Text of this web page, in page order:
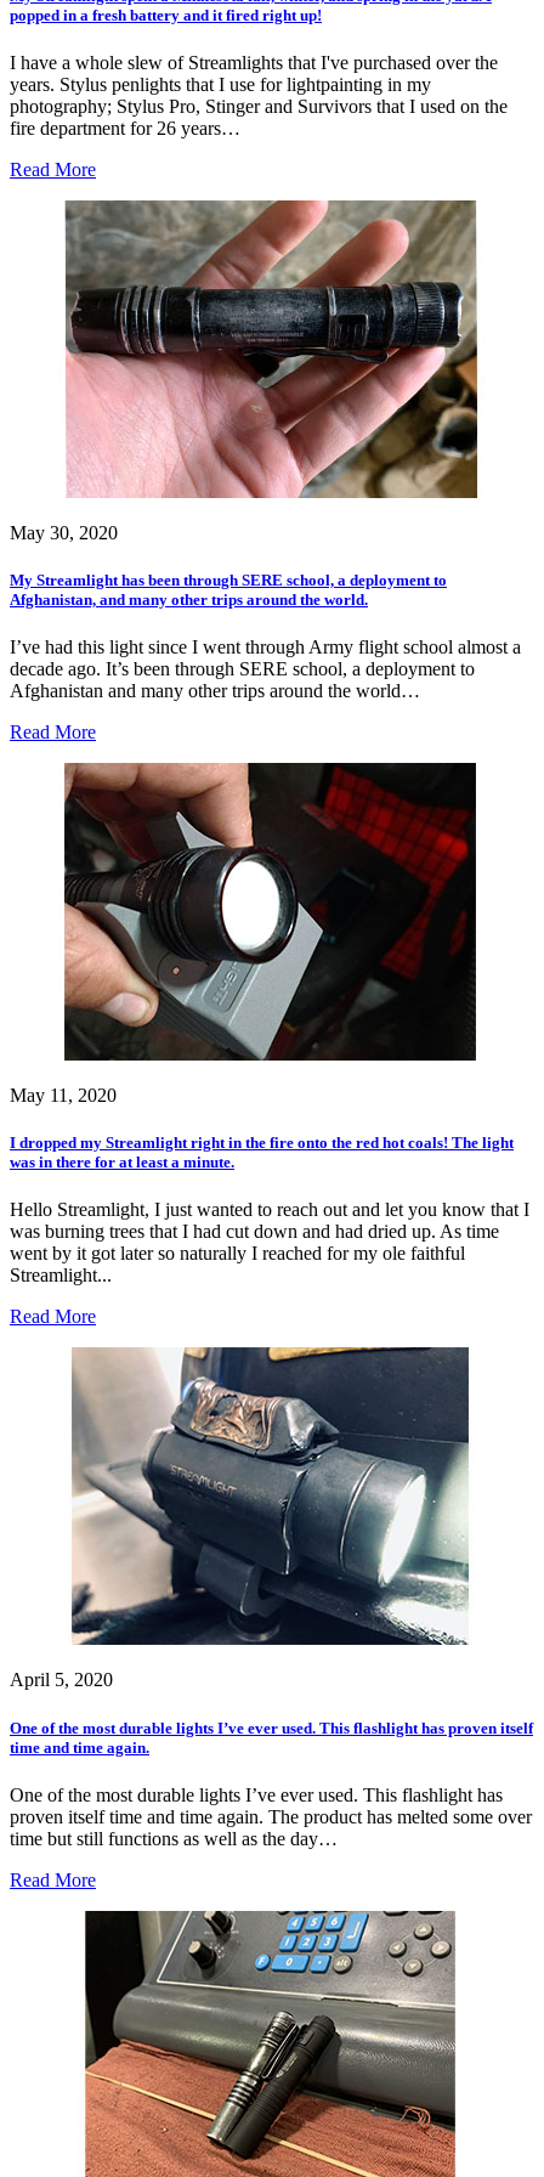
popped in a fresh battery and it fired right up!
I have a whole slew of Streamlights that I've purchased over the
years. Stylus penlights that I use for lightpainting in my
photography; Stylus Pro, Stinger and Survivors that I used on the
fire department for 26 years…
Read More
May 30, 2020
My Streamlight has been through SERE school, a deployment to
Afghanistan, and many other trips around the world.
I’ve had this light since I went through Army flight school almost a
decade ago. It’s been through SERE school, a deployment to
Afghanistan and many other trips around the world…
Read More
May 11, 2020
I dropped my Streamlight right in the fire onto the red hot coals! The light
was in there for at least a minute.
Hello Streamlight, I just wanted to reach out and let you know that I
was burning trees that I had cut down and had dried up. As time
went by it got later so naturally I reached for my ole faithful
Streamlight...
Read More
April 5, 2020
One of the most durable lights I’ve ever used. This flashlight has proven itself
time and time again.
One of the most durable lights I’ve ever used. This flashlight has
proven itself time and time again. The product has melted some over
time but still functions as well as the day…
Read More